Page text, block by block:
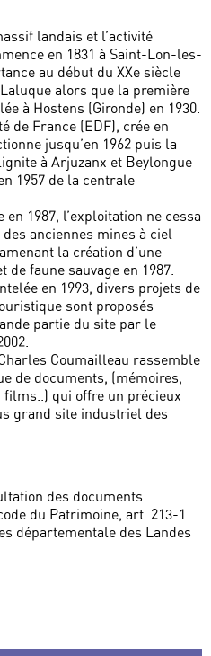
landais et l’activité
en 1831 à Saint-Lon-les-
au début du XXe siècle
alors que la première
à Hostens (Gironde) en 1930.
de France (EDF), crée en
jusqu’en 1962 puis la
à Arjuzanx et Beylongue
1957 de la centrale
1987, l’exploitation ne cessa
des anciennes mines à ciel
la création d’une
de faune sauvage en 1987.
en 1993, divers projets de
sont proposés
partie du site par le
Coumailleau rassemble
de documents, (mémoires,
qui offre un précieux
grand site industriel des
des documents
du Patrimoine, art. 213-1
départementale des Landes